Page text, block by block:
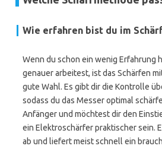
Wie erfahren bist du im
Wenn du schon ein wenig Erfahrung
genauer arbeitest, ist das Schärfen
gute Wahl. Es gibt dir die Kontrolle
sodass du das Messer optimal
Anfänger und möchtest dir den
ein Elektroschärfer praktischer sein.
ab und liefert meist schnell ein